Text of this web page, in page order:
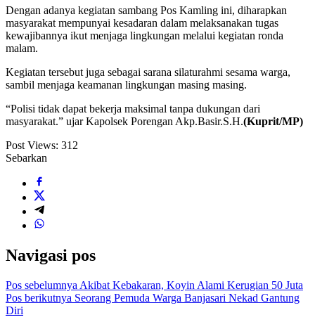
Dengan adanya kegiatan sambang Pos Kamling ini, diharapkan
masyarakat mempunyai kesadaran dalam melaksanakan tugas
kewajibannya ikut menjaga lingkungan melalui kegiatan ronda
malam.
Kegiatan tersebut juga sebagai sarana silaturahmi sesama warga,
sambil menjaga keamanan lingkungan masing masing.
“Polisi tidak dapat bekerja maksimal tanpa dukungan dari
masyarakat.” ujar Kapolsek Porengan Akp.Basir.S.H.(Kuprit/MP)
Post Views: 312
Sebarkan
Navigasi pos
Pos sebelumnya Akibat Kebakaran, Koyin Alami Kerugian 50 Juta
Pos berikutnya Seorang Pemuda Warga Banjasari Nekad Gantung
Diri